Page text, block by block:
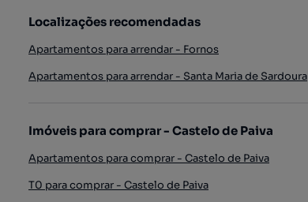
Localizações recomendadas
Apartamentos para arrendar - Fornos
Apartamentos para arrendar - Santa Maria de Sardoura
Imóveis para comprar - Castelo de Paiva
Apartamentos para comprar - Castelo de Paiva
T0 para comprar - Castelo de Paiva